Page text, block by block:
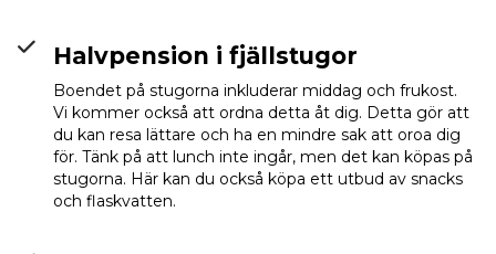
Halvpension i fjällstugor
Boendet på stugorna inkluderar middag och frukost.
Vi kommer också att ordna detta åt dig. Detta gör att
du kan resa lättare och ha en mindre sak att oroa dig
för. Tänk på att lunch inte ingår, men det kan köpas på
stugorna. Här kan du också köpa ett utbud av snacks
och flaskvatten.